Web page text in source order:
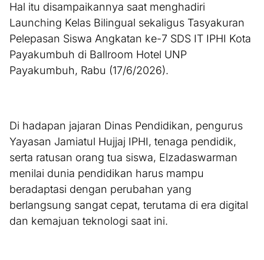
Hal itu disampaikannya saat menghadiri
Launching Kelas Bilingual sekaligus Tasyakuran
Pelepasan Siswa Angkatan ke-7 SDS IT IPHI Kota
Payakumbuh di Ballroom Hotel UNP
Payakumbuh, Rabu (17/6/2026).
Di hadapan jajaran Dinas Pendidikan, pengurus
Yayasan Jamiatul Hujjaj IPHI, tenaga pendidik,
serta ratusan orang tua siswa, Elzadaswarman
menilai dunia pendidikan harus mampu
beradaptasi dengan perubahan yang
berlangsung sangat cepat, terutama di era digital
dan kemajuan teknologi saat ini.